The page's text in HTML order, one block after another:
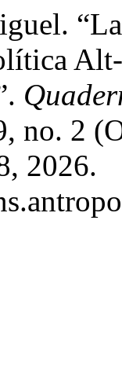
no. 2
2026.